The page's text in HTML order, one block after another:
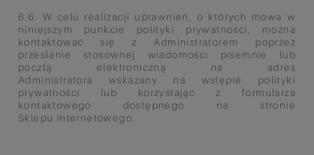
6.6. W celu realizacji uprawnień, o których mowa w
niniejszym punkcie polityki prywatności, można
kontaktować się zAdministratorem poprzez
przesłanie stosownej wiadomości pisemnie lub
pocztą elektroniczną na adres
Administratora wskazany na wstępie polityki
prywatności lub korzystając z formularza
kontaktowego dostępnego na stronie
Sklepu Internetowego.